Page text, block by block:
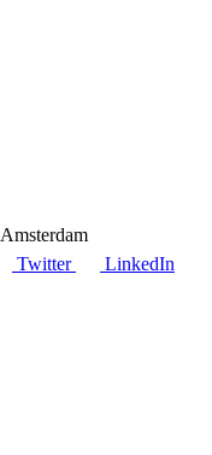
Amsterdam
Twitter LinkedIn